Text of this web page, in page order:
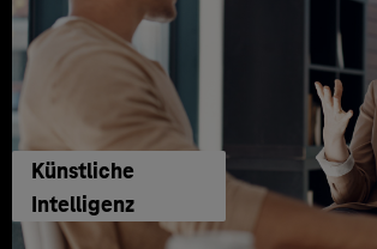
Künstliche
Intelligenz